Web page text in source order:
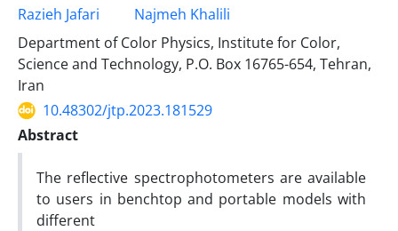
Razieh Jafari
Najmeh Khalili
Department of Color Physics, Institute for Color,
Science and Technology, P.O. Box 16765-654, Tehran,
Iran
10.48302/jtp.2023.181529
Abstract
The reflective spectrophotometers are available
to users in benchtop and portable models with
different